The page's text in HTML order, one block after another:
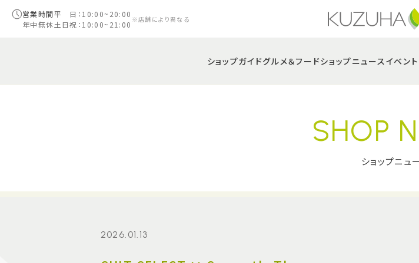
営業時間平 日：10:00~20:00
年中無休土日祝：10:00~21:00 ※店舗により異なる
ショップガイドグルメ＆フードショップニュース イベント
SHOP
ショップニュ
2026.01.13